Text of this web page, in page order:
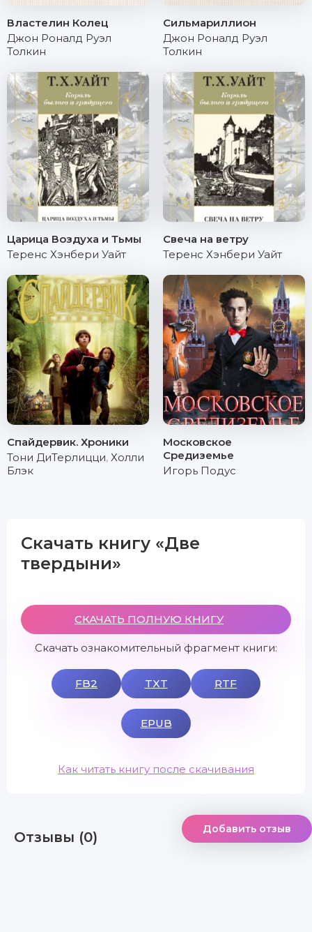
Властелин Колец
Джон Роналд Руэл
Толкин
Сильмариллион
Джон Роналд Руэл
Толкин
Царица Воздуха и Тьмы
Теренс Хэнбери Уайт
Свеча на ветру
Теренс Хэнбери Уайт
Спайдервик. Хроники
Тони ДиТерлицци, Холли
Блэк
Московское
Средиземье
Игорь Подус
Скачать книгу «Две
твердыни»
СКАЧАТЬ ПОЛНУЮ КНИГУ
Скачать ознакомительный фрагмент книги:
FB2 TXT RTF
EPUB
Как читать книгу после скачивания
Отзывы (0) Добавить отзыв